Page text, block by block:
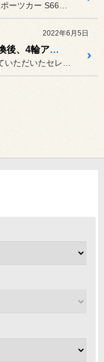
生産終了したホンダの軽スポーツカー S660です。
2022年6月5日
プレイズPX-RVⅡに交換後、4輪アライメント調整
４年前にNH100RVを買っていただいたセレナのオーナー様。